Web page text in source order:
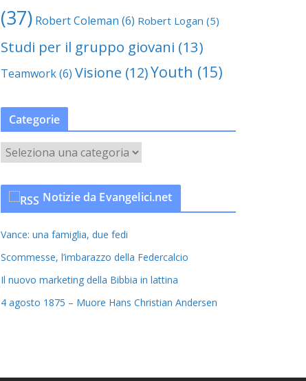
(37) Robert Coleman (6) Robert Logan (5)
Studi per il gruppo giovani (13)
Teamwork(6) Visione (12)Youth (15)
Categorie
a
t
o
r
e
Notizie da Evangelici.net
Vance: una famiglia, due fedi
Scommesse, l’imbarazzo della Federcalcio
Il nuovo marketing della Bibbia in lattina
4 agosto 1875 – Muore Hans Christian Andersen